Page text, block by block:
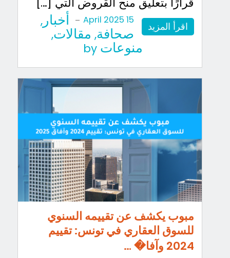
اقرأ المزيد
15 April 2025
- أخبار ,
صحافة, مقالات,
منوعات by
مبوب يكشف عن تقييمه السنوي
للسوق العقاري في تونس: تقييم
2024 وآفا� …